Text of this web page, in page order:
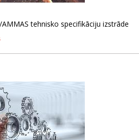
AMMAS tehnisko specifikāciju izstrāde